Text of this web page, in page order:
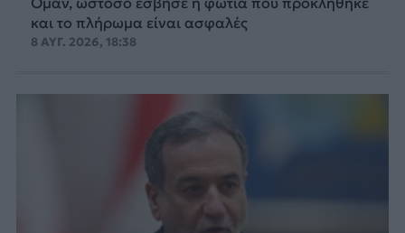
και το πλήρωμα είναι ασφαλές
8 ΑΥΓ. 2026, 18:38